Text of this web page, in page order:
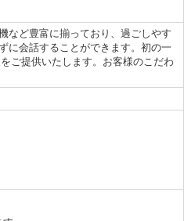
など豊富に揃っており、過ごしやす
に会話することができます。初の一
ご提供いたします。お客様のこだわ